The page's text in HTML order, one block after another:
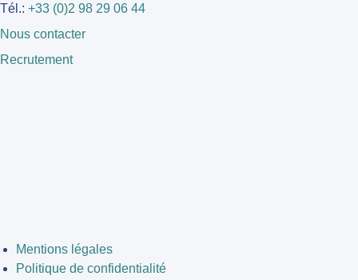
Tél.: +33 (0)2 98 29 06 44
Nous contacter
Recrutement
Mentions légales
Politique de confidentialité